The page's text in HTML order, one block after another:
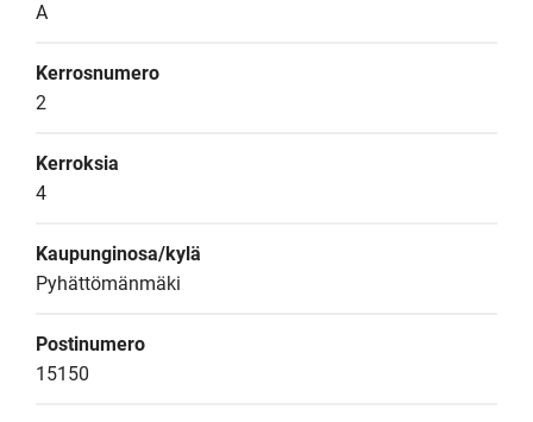
A
Kerrosnumero
2
Kerroksia
4
Kaupunginosa/kylä
Pyhättömänmäki
Postinumero
15150